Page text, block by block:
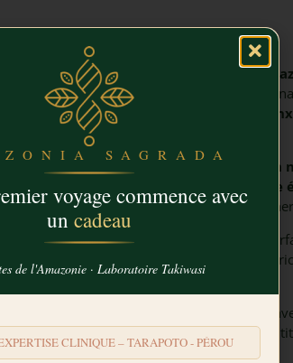
un
mélange unique de trois plantes
solution naturelle, issue de la tradition
un
remède efficace contre le stress,
et calmantes, aidant à
apaiser la tension
favorise le calme intérieur et l’équilibre
synergie en luttant contre l’insomnie et la
de la santémentale et du bien-être, en
le calme, mais aussi un hommage à la
t, et d’un engagement
et une renommée internationale,
.
SAGRADA
voyage commence avec
un cadeau
de l'Amazonie · Laboratoire Takiwasi
CLINIQUE – TARAPOTO - PÉROU